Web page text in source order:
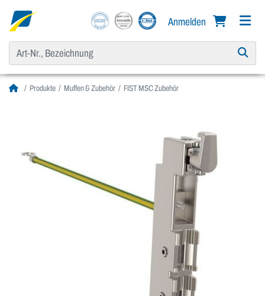
Anmelden
Produkte Muffen & Zubehör FIST MSC Zubehör